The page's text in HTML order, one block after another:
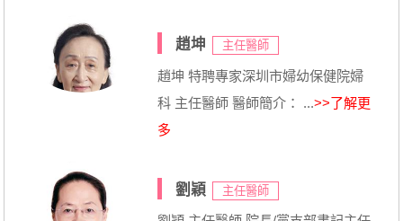
趙坤 主任醫師
趙坤 特聘專家深圳市婦幼保健院婦
科 主任醫師 醫師簡介： ...>>了解更
多
劉穎 主任醫師